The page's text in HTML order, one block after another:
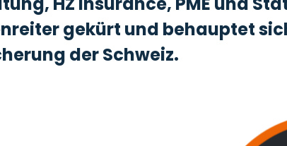
gekürt und behauptet
der Schweiz.